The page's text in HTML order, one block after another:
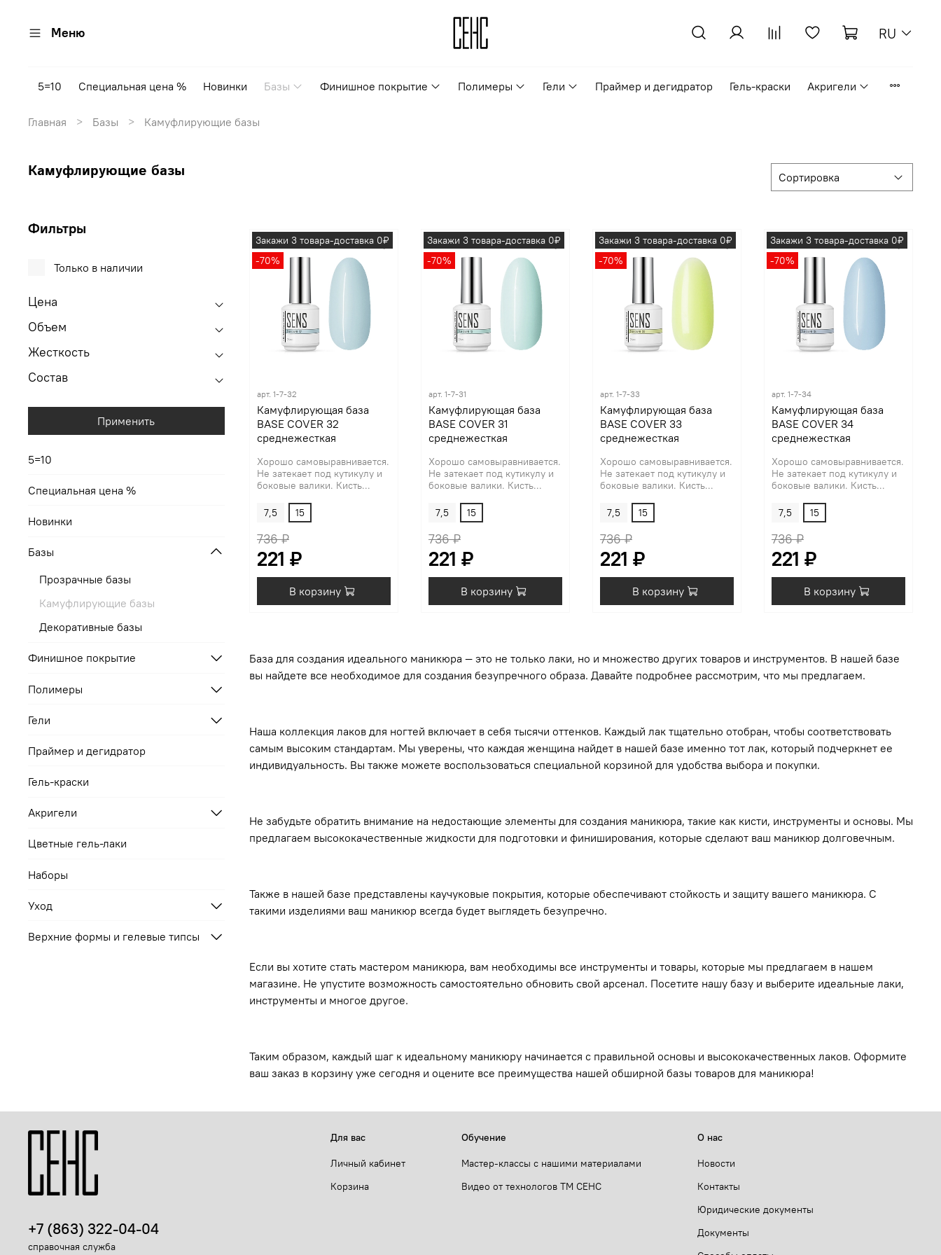
Меню RU
5=10 Специальная цена % Новинки Базы Финишное покрытие Полимеры Гели Праймер и дегидратор Гель-краски Акригели
Главная Базы Камуфлирующие базы
Камуфлирующие базы
Закажи 3 товара-доставка 0₽
-70%
арт. 1-7-32
Камуфлирующая база
BASE COVER 32
среднежесткая
Хорошо самовыравнивается.
Не затекает под кутикулу и
боковые валики. Кисть...
7,5 15
736 ₽
221 ₽
В корзину
Закажи 3 товара-доставка 0₽
-70%
арт. 1-7-31
Камуфлирующая база
BASE COVER 31
среднежесткая
Хорошо самовыравнивается.
Не затекает под кутикулу и
боковые валики. Кисть...
7,5 15
736 ₽
221 ₽
В корзину
Закажи 3 товара-доставка 0₽
-70%
арт. 1-7-33
Камуфлирующая база
BASE COVER 33
среднежесткая
Хорошо самовыравнивается.
Не затекает под кутикулу и
боковые валики. Кисть...
7,5 15
736 ₽
221 ₽
В корзину
Закажи 3 товара-доставка 0₽
-70%
арт. 1-7-34
Камуфлирующая база
BASE COVER 34
среднежесткая
Хорошо самовыравнивается.
Не затекает под кутикулу и
боковые валики. Кисть...
7,5 15
736 ₽
221 ₽
В корзину
База для создания идеального маникюра — это не только лаки, но и множество других товаров и инструментов. В нашей базе
вы найдете все необходимое для создания безупречного образа. Давайте подробнее рассмотрим, что мы предлагаем.
Наша коллекция лаков для ногтей включает в себя тысячи оттенков. Каждый лак тщательно отобран, чтобы соответствовать
самым высоким стандартам. Мы уверены, что каждая женщина найдет в нашей базе именно тот лак, который подчеркнет ее
индивидуальность. Вы также можете воспользоваться специальной корзиной для удобства выбора и покупки.
Не забудьте обратить внимание на недостающие элементы для создания маникюра, такие как кисти, инструменты и основы. Мы
предлагаем высококачественные жидкости для подготовки и финиширования, которые сделают ваш маникюр долговечным.
Также в нашей базе представлены каучуковые покрытия, которые обеспечивают стойкость и защиту вашего маникюра. С
такими изделиями ваш маникюр всегда будет выглядеть безупречно.
Если вы хотите стать мастером маникюра, вам необходимы все инструменты и товары, которые мы предлагаем в нашем
магазине. Не упустите возможность самостоятельно обновить свой арсенал. Посетите нашу базу и выберите идеальные лаки,
инструменты и многое другое.
Таким образом, каждый шаг к идеальному маникюру начинается с правильной основы и высококачественных лаков. Оформите
ваш заказ в корзину уже сегодня и оцените все преимущества нашей обширной базы товаров для маникюра!
Фильтры
Только в наличии
Цена
Объем
Жесткость
Состав
Применить
5=10
Специальная цена %
Новинки
Базы
Прозрачные базы
Камуфлирующие базы
Декоративные базы
Финишное покрытие
Полимеры
Гели
Праймер и дегидратор
Гель-краски
Акригели
Цветные гель-лаки
Наборы
Уход
Верхние формы и гелевые типсы
Для вас
Личный кабинет
Корзина
Обучение
Мастер-классы с нашими материалами
Видео от технологов ТМ СЕНС
О нас
Новости
Контакты
Юридические документы
Документы
+7 (863) 322-04-04
справочная служба